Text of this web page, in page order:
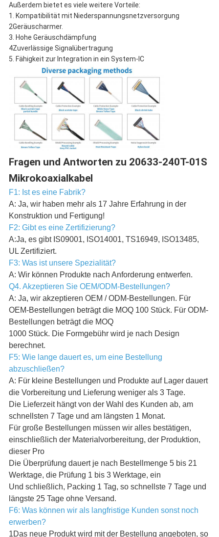
Außerdem bietet es viele weitere Vorteile:
1. Kompatibilität mit Niederspannungsnetzversorgung
2Geräuscharmer.
3. Hohe Geräuschdämpfung
4Zuverlässige Signalübertragung
5. Fähigkeit zur Integration in ein System-IC
Fragen und Antworten zu 20633-240T-01S
Mikrokoaxialkabel
F1: Ist es eine Fabrik?
A: Ja, wir haben mehr als 17 Jahre Erfahrung in der
Konstruktion und Fertigung!
F2: Gibt es eine Zertifizierung?
A:Ja, es gibt IS09001, ISO14001, TS16949, ISO13485,
UL Zertifiziert.
F3: Was ist unsere Spezialität?
A: Wir können Produkte nach Anforderung entwerfen.
Q4. Akzeptieren Sie OEM/ODM-Bestellungen?
A: Ja, wir akzeptieren OEM / ODM-Bestellungen. Für
OEM-Bestellungen beträgt die MOQ 100 Stück. Für ODM-
Bestellungen beträgt die MOQ
1000 Stück. Die Formgebühr wird je nach Design
berechnet.
F5: Wie lange dauert es, um eine Bestellung
abzuschließen?
A: Für kleine Bestellungen und Produkte auf Lager dauert
die Vorbereitung und Lieferung weniger als 3 Tage.
Die Lieferzeit hängt von der Wahl des Kunden ab, am
schnellsten 7 Tage und am längsten 1 Monat.
Für große Bestellungen müssen wir alles bestätigen,
einschließlich der Materialvorbereitung, der Produktion,
dieser Pro
Die Überprüfung dauert je nach Bestellmenge 5 bis 21
Werktage, die Prüfung 1 bis 3 Werktage, ein
Und schließlich, Packing 1 Tag, so schnellste 7 Tage und
längste 25 Tage ohne Versand.
F6: Was können wir als langfristige Kunden sonst noch
erwerben?
1Das neue Produkt wird mit der Bestellung angeboten, so